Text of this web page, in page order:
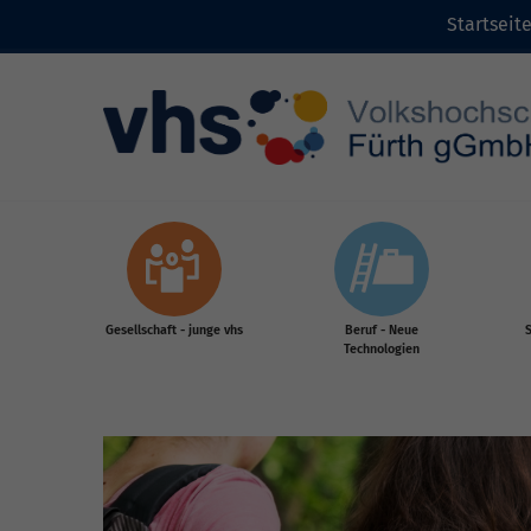
Startseite
Gesellschaft - junge vhs
Beruf - Neue
Technologien